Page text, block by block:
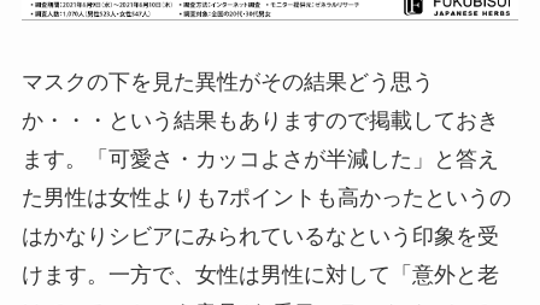
マスクの下を見た異性がその結果どう思う
か・・・という結果もありますので掲載しておき
ます。「可愛さ・カッコよさが半減した」と答え
た男性は女性よりも7ポイントも高かったというの
はかなりシビアにみられているなという印象を受
けます。一方で、女性は男性に対して「意外と老